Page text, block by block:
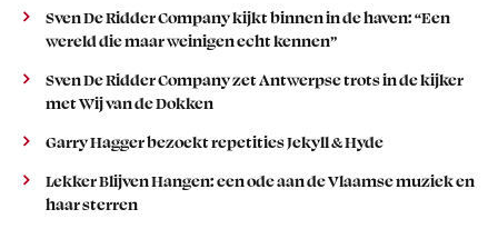
Sven De Ridder Company kijkt binnen in de haven: “Een
wereld die maar weinigen echt kennen”
Sven De Ridder Company zet Antwerpse trots in de kijker
met Wij van de Dokken
Garry Hagger bezoekt repetities Jekyll & Hyde
Lekker Blijven Hangen: een ode aan de Vlaamse muziek en
haar sterren